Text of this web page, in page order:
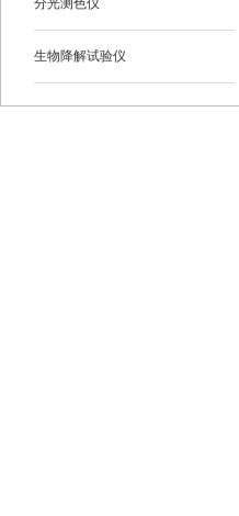
分光测色仪
生物降解试验仪